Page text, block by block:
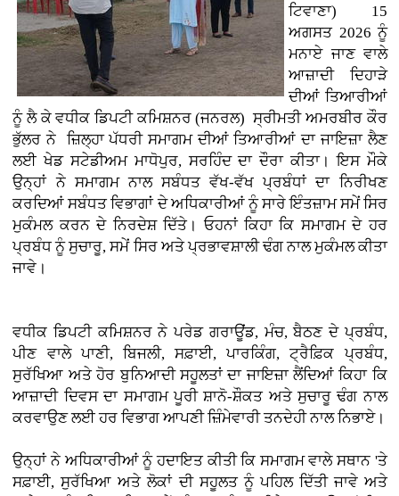
ਟਿਵਾਣਾ) 15
ਅਗਸਤ 2026 ਨੂੰ
ਮਨਾਏ ਜਾਣ ਵਾਲੇ
ਆਜ਼ਾਦੀ ਦਿਹਾੜੇ
ਦੀਆਂ ਤਿਆਰੀਆਂ
ਨੂੰ ਲੈ ਕੇ ਵਧੀਕ ਡਿਪਟੀ ਕਮਿਸ਼ਨਰ (ਜਨਰਲ) ਸ੍ਰੀਮਤੀ ਅਮਰਬੀਰ ਕੌਰ
ਭੁੱਲਰ ਨੇ ਜ਼ਿਲ੍ਹਾ ਪੱਧਰੀ ਸਮਾਗਮ ਦੀਆਂ ਤਿਆਰੀਆਂ ਦਾ ਜਾਇਜ਼ਾ ਲੈਣ
ਲਈ ਖੇਡ ਸਟੇਡੀਅਮ ਮਾਧੋਪੁਰ, ਸਰਹਿੰਦ ਦਾ ਦੌਰਾ ਕੀਤਾ। ਇਸ ਮੌਕੇ
ਉਨ੍ਹਾਂ ਨੇ ਸਮਾਗਮ ਨਾਲ ਸਬੰਧਤ ਵੱਖ-ਵੱਖ ਪ੍ਰਬੰਧਾਂ ਦਾ ਨਿਰੀਖਣ
ਕਰਦਿਆਂ ਸਬੰਧਤ ਵਿਭਾਗਾਂ ਦੇ ਅਧਿਕਾਰੀਆਂ ਨੂੰ ਸਾਰੇ ਇੰਤਜ਼ਾਮ ਸਮੇਂ ਸਿਰ
ਮੁਕੰਮਲ ਕਰਨ ਦੇ ਨਿਰਦੇਸ਼ ਦਿੱਤੇ। ਓਹਨਾਂ ਕਿਹਾ ਕਿ ਸਮਾਗਮ ਦੇ ਹਰ
ਪ੍ਰਬੰਧ ਨੂੰ ਸੁਚਾਰੂ, ਸਮੇਂ ਸਿਰ ਅਤੇ ਪ੍ਰਭਾਵਸ਼ਾਲੀ ਢੰਗ ਨਾਲ ਮੁਕੰਮਲ ਕੀਤਾ
ਜਾਵੇ।
ਵਧੀਕ ਡਿਪਟੀ ਕਮਿਸ਼ਨਰ ਨੇ ਪਰੇਡ ਗਰਾਊਂਡ, ਮੰਚ, ਬੈਠਣ ਦੇ ਪ੍ਰਬੰਧ,
ਪੀਣ ਵਾਲੇ ਪਾਣੀ, ਬਿਜਲੀ, ਸਫ਼ਾਈ, ਪਾਰਕਿੰਗ, ਟ੍ਰੈਫ਼ਿਕ ਪ੍ਰਬੰਧ,
ਸੁਰੱਖਿਆ ਅਤੇ ਹੋਰ ਬੁਨਿਆਦੀ ਸਹੂਲਤਾਂ ਦਾ ਜਾਇਜ਼ਾ ਲੈਂਦਿਆਂ ਕਿਹਾ ਕਿ
ਆਜ਼ਾਦੀ ਦਿਵਸ ਦਾ ਸਮਾਗਮ ਪੂਰੀ ਸ਼ਾਨੋ-ਸ਼ੌਕਤ ਅਤੇ ਸੁਚਾਰੂ ਢੰਗ ਨਾਲ
ਕਰਵਾਉਣ ਲਈ ਹਰ ਵਿਭਾਗ ਆਪਣੀ ਜ਼ਿੰਮੇਵਾਰੀ ਤਨਦੇਹੀ ਨਾਲ ਨਿਭਾਏ।
ਉਨ੍ਹਾਂ ਨੇ ਅਧਿਕਾਰੀਆਂ ਨੂੰ ਹਦਾਇਤ ਕੀਤੀ ਕਿ ਸਮਾਗਮ ਵਾਲੇ ਸਥਾਨ 'ਤੇ
ਸਫ਼ਾਈ, ਸੁਰੱਖਿਆ ਅਤੇ ਲੋਕਾਂ ਦੀ ਸਹੂਲਤ ਨੂੰ ਪਹਿਲ ਦਿੱਤੀ ਜਾਵੇ ਅਤੇ